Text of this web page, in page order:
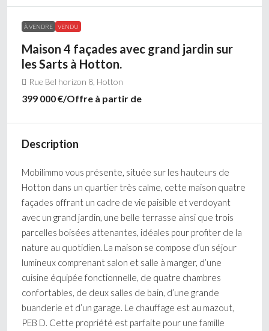
À VENDRE VENDU
Maison 4 façades avec grand jardin sur
les Sarts à Hotton.
Rue Bel horizon 8, Hotton
399 000 €/Offre à partir de
Description
Mobilimmo vous présente, située sur les hauteurs de
Hotton dans un quartier très calme, cette maison quatre
façades offrant un cadre de vie paisible et verdoyant
avec un grand jardin, une belle terrasse ainsi que trois
parcelles boisées attenantes, idéales pour profiter de la
nature au quotidien. La maison se compose d’un séjour
lumineux comprenant salon et salle à manger, d’une
cuisine équipée fonctionnelle, de quatre chambres
confortables, de deux salles de bain, d’une grande
buanderie et d’un garage. Le chauffage est au mazout,
PEB D. Cette propriété est parfaite pour une famille